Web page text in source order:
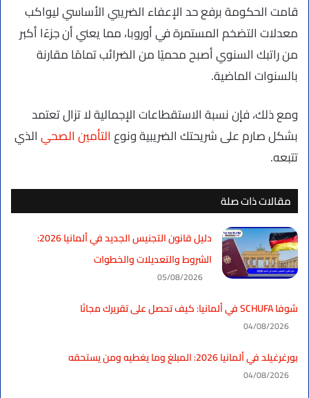
قامت الحكومة برفع حد الإعفاء الضريبي الأساسي ليواكب
معدلات التضخم المستمرة في أوروبا، مما يعني أن جزءًا أكبر
من راتبك السنوي أصبح محميًا من الضرائب تمامًا مقارنة
بالسنوات الماضية.
ومع ذلك، فإن نسبة الاستقطاعات الإجمالية لا تزال تعتمد
بشكل صارم على شريحتك الضريبية ونوعالتأمين الصحيالذي
تتبعه.
مقالات ذات صلة
دليل قانون التجنيس الجديد في ألمانيا 2026:
الشروط والتعديلات والخطوات
05/08/2026
شوفا SCHUFA في ألمانيا: كيف تحصل على تقريرك مجانًا
04/08/2026
بورغرغيلد في ألمانيا 2026: المبلغ وما يغطيه ومن يستحقه
04/08/2026